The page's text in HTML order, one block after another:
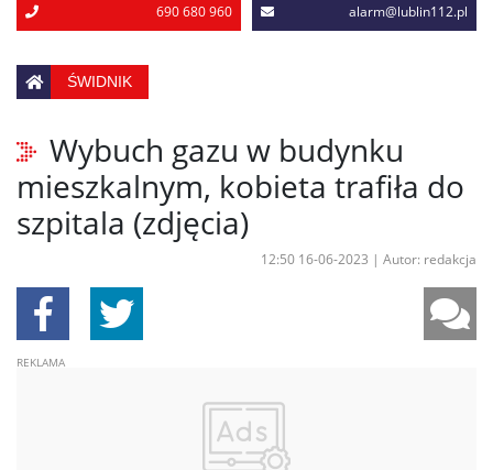
690 680 960 alarm@lublin112.pl
ŚWIDNIK
Wybuch gazu w budynku
mieszkalnym, kobieta trafiła do
szpitala (zdjęcia)
12:50 16-06-2023 | Autor: redakcja